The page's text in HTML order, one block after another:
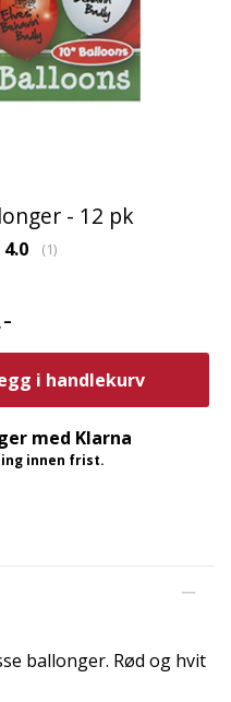
- 12 pk
Gjennomsnittskarakter:
4.0 (stemmer:
1)
i handlekurv
med Klarna
innen frist.
ballonger. Rød og hvit